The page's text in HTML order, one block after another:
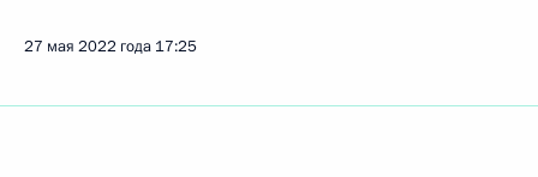
27 мая 2022 года 17:25